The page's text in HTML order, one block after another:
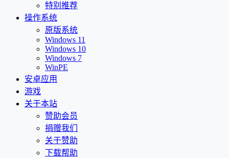
特别推荐
操作系统
原版系统
Windows 11
Windows 10
Windows 7
WinPE
安卓应用
游戏
关于本站
赞助会员
捐赠我们
关于赞助
下载帮助